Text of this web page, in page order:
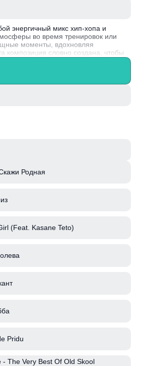
энергичный микс хип-хопа и
во время тренировок или
моменты, вдохновляя
композиция словно создана, чтобы
collaborates с различными
интеграции музыки и активного
Родная
(Feat. Kasane Teto)
Pridu
- The Very Best Of Old Skool